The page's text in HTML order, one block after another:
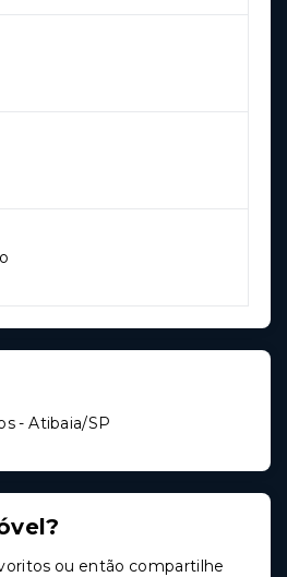
- Atibaia/SP
ou então compartilhe